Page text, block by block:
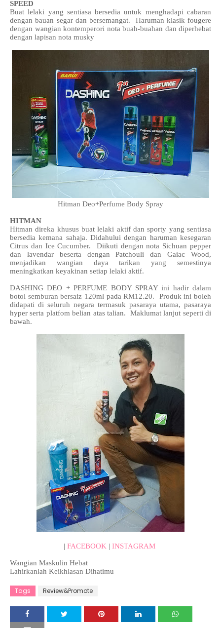
SPEED
Buat lelaki yang sentiasa bersedia untuk menghadapi cabaran
dengan bauan segar dan bersemangat. Haruman klasik fougere
dengan wangian kontemperori nota buah-buahan dan diperhebat
dengan lapisan nota musky
Hitman Deo+Perfume Body Spray
HITMAN
Hitman direka khusus buat lelaki aktif dan sporty yang sentiasa
bersedia kemana sahaja. Didahului dengan haruman kesegaran
Citrus dan Ice Cucumber. Diikuti dengan nota Sichuan pepper
dan lavendar beserta dengan Patchouli dan Gaiac Wood,
menjadikan wangian daya tarikan yang semestinya
meningkatkan keyakinan setiap lelaki aktif.
DASHING DEO + PERFUME BODY SPRAY ini hadir dalam
botol semburan bersaiz 120ml pada RM12.20. Produk ini boleh
didapati di seluruh negara termasuk pasaraya utama, pasaraya
hyper serta platfom belian atas talian. Maklumat lanjut seperti di
bawah.
| FACEBOOK | INSTAGRAM
Wangian Maskulin Hebat
Lahirkanlah Keikhlasan Dihatimu
Tags Review&Promote